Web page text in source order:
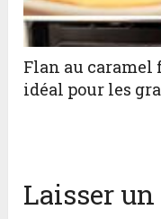
Flan au
idéal pour les
Laisser